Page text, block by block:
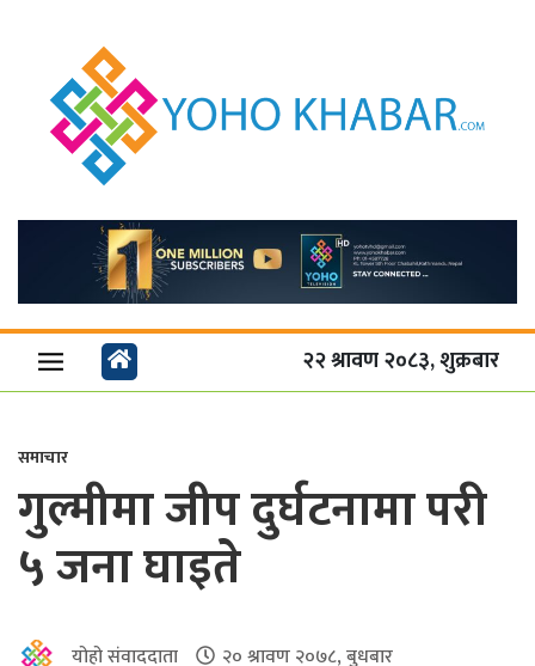
२२ श्रावण २०८३, शुक्रबार
समाचार
गुल्मीमा जीप दुर्घटनामा परी
५ जना घाइते
योहो संवाददाता २० श्रावण २०७८, बुधबार